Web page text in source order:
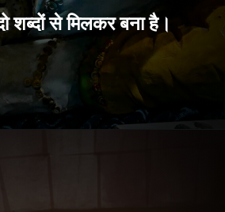
शब्दों से मिलकर बना है।